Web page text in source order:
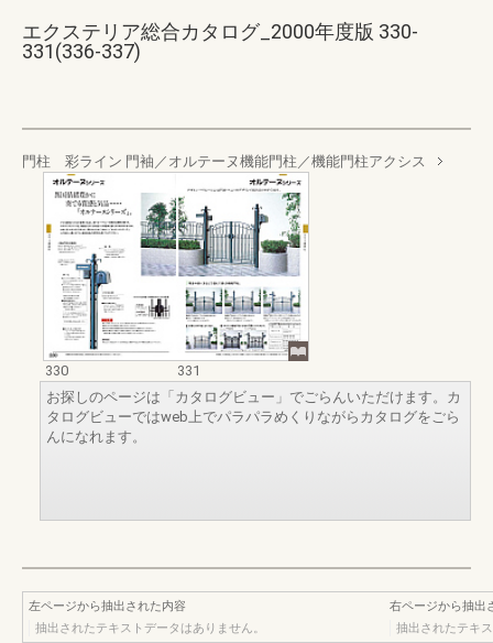
エクステリア総合カタログ_2000年度版 330-
331(336-337)
門柱 彩ライン 門袖／オルテーヌ機能門柱／機能門柱アクシス
330
331
お探しのページは「カタログビュー」でごらんいただけます。カ
タログビューではweb上でパラパラめくりながらカタログをごら
んになれます。
左ページから抽出された内容
抽出されたテキストデータはありません。
右ページから抽出
抽出されたテキ